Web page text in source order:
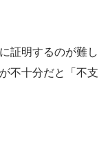
証明するのが難し
不十分だと「不支